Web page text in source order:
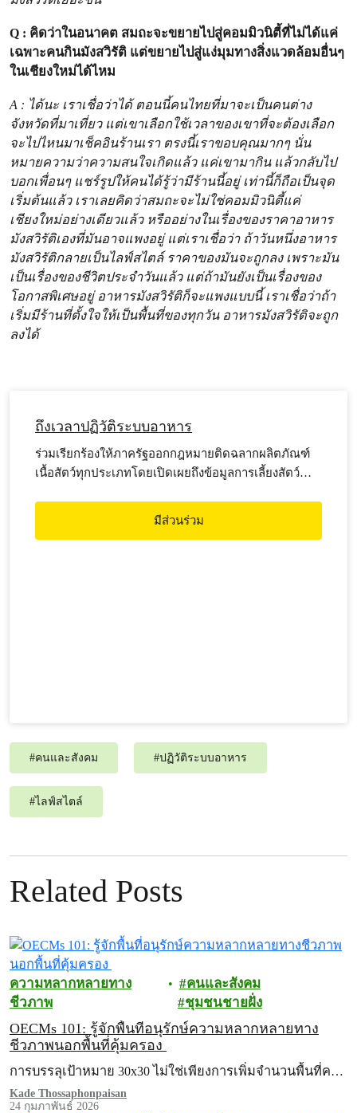
Q : คิดว่าในอนาคต สมถะจะขยายไปสู่คอมมิวนิตี้ที่ไม่ได้แค่
เฉพาะคนกินมังสวิรัติ แต่ขยายไปสู่แง่มุมทางสิ่งแวดล้อมอื่นๆ
ในเชียงใหม่ได้ไหม
A : ได้นะ เราเชื่อว่าได้ ตอนนี้คนไทยที่มาจะเป็นคนต่าง
จังหวัดที่มาเที่ยว แต่เขาเลือกใช้เวลาของเขาที่จะต้องเลือก
จะไปไหนมาเช็คอินร้านเรา ตรงนี้เราขอบคุณมากๆ นั่น
หมายความว่าความสนใจเกิดแล้ว แค่เขามากิน แล้วกลับไป
บอกเพื่อนๆ แชร์รูปให้คนได้รู้ว่ามีร้านนี้อยู่ เท่านี้ก็ถือเป็นจุด
เริ่มต้นแล้ว เราเลยคิดว่าสมถะจะไม่ใช่คอมมิวนิตี้แค่
เชียงใหม่อย่างเดียวแล้ว หรืออย่างในเรื่องของราคาอาหาร
มังสวิรัติเองที่มันอาจแพงอยู่ แต่เราเชื่อว่า ถ้าวันหนึ่งอาหาร
มังสวิรัติกลายเป็นไลฟ์สไตล์ ราคาของมันจะถูกลง เพราะมัน
เป็นเรื่องของชีวิตประจำวันแล้ว แต่ถ้ามันยังเป็นเรื่องของ
โอกาสพิเศษอยู่ อาหารมังสวิรัติก็จะแพงแบบนี้ เราเชื่อว่าถ้า
เริ่มมีร้านที่ตั้งใจให้เป็นพื้นที่ของทุกวัน อาหารมังสวิรัติจะถูก
ลงได้
ถึงเวลาปฏิวัติระบบอาหาร
ร่วมเรียกร้องให้ภาครัฐออกกฎหมายติดฉลากผลิตภัณฑ์
เนื้อสัตว์ทุกประเภทโดยเปิดเผยถึงข้อมูลการเลี้ยงสัตว์
มีส่วนร่วม
#คนและสังคม #ปฏิวัติระบบอาหาร
#ไลฟ์สไตล์
Related Posts
ความหลากหลายทาง
ชีวภาพ
คนและสังคม
ชุมชนชายฝั่ง
OECMs 101: รู้จักพื้นที่อนุรักษ์ความหลากหลายทาง
ชีวภาพนอกพื้นที่คุ้มครอง
การบรรลุเป้าหมาย 30x30 ไม่ใช่เพียงการเพิ่มจำนวนพื้นที่ค…
Kade Thossaphonpaisan
24 กุมภาพันธ์ 2026